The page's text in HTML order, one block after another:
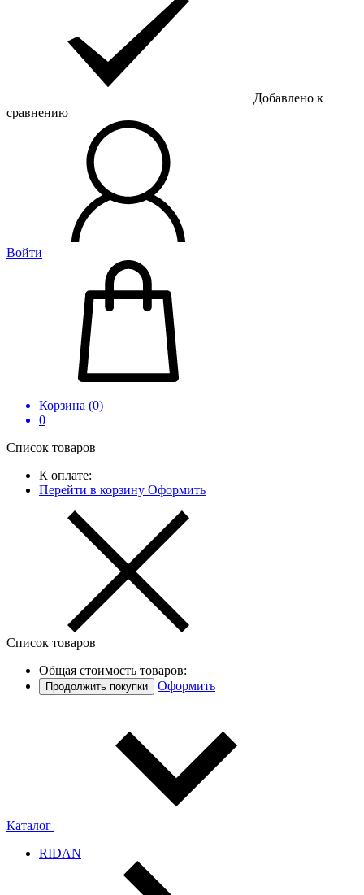
Добавлено к
сравнению
Войти
Корзина (0)
0
Список товаров
К оплате:
Перейти в корзину Оформить
Список товаров
Общая стоимость товаров:
Продолжить покупки Оформить
Каталог
RIDAN